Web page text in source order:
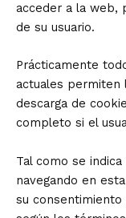
acceder a la web,
de su usuario.
Prácticamente
actuales permiten
descarga de
completo si el
Tal como se
navegando en
su consentimiento